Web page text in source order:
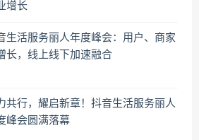
增长
生活服务丽人年度峰会：用户、商家
长，线上线下加速融合
共行，耀启新章！抖音生活服务丽人
峰会圆满落幕